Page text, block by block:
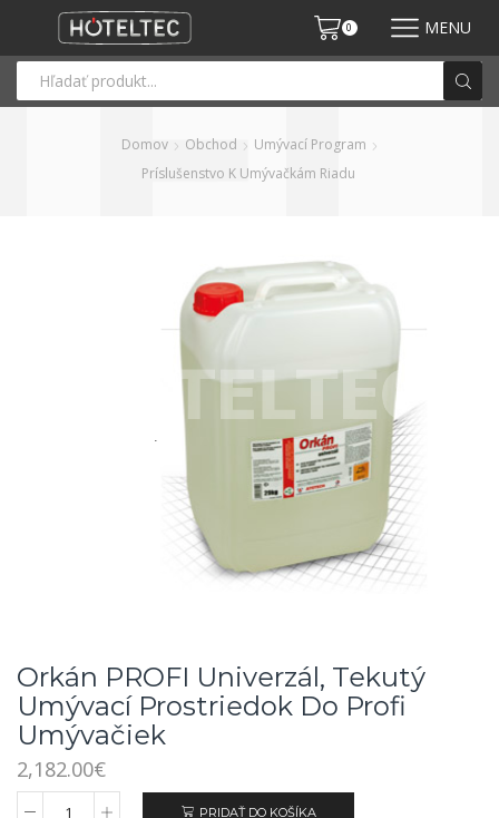
0 MENU
Domov Obchod
Umývací Program
Príslušenstvo K Umývačkám Riadu
Orkán PROFI Univerzál, Tekutý
Umývací Prostriedok Do Profi
Umývačiek
2,182.00€
PRIDAŤ DO KOŠÍKA